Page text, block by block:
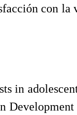
con
in